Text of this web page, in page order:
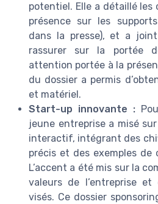
potentiel. Elle a détaillé
présence sur les
dans la presse), et a
rassurer sur la portée
attention portée à la
du dossier a permis
et matériel.
Start-up innovante :
jeune entreprise a misé
interactif, intégrant des
précis et des exemples de
L’accent a été mis sur la
valeurs de l’entreprise et
visés. Ce dossier